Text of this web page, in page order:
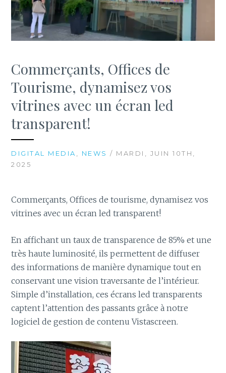
Commerçants, Offices de
Tourisme, dynamisez vos
vitrines avec un écran led
transparent!
DIGITAL MEDIA NEWS / MARDI, JUIN 10TH,
2025
Commerçants, Offices de tourisme, dynamisez vos
vitrines avec un écran led transparent!
En affichant un taux de transparence de 85% et une
très haute luminosité, ils permettent de diffuser
des informations de manière dynamique tout en
conservant une vision traversante de l’intérieur.
Simple d’installation, ces écrans led transparents
captent l’attention des passants grâce à notre
logiciel de gestion de contenu Vistascreen.
Lecteur
vidéo